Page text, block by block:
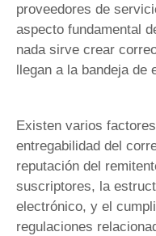
proveedores de
aspecto fundamental
nada sirve crear
llegan a la bandeja de
Existen varios
entregabilidad del
reputación del
suscriptores, la
electrónico, y el
regulaciones